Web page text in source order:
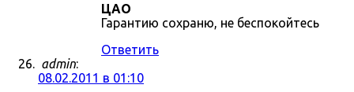
ЦАО
Гарантию сохраню, не беспокойтесь
Ответить
admin:
08.02.2011 в 01:10